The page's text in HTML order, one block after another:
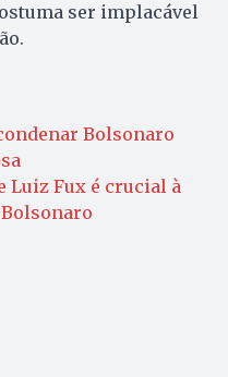
ser implacável
Bolsonaro
Luiz Fux é crucial à